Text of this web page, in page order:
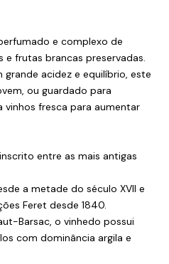
e complexo de
e frutas brancas preservadas.
acidez e equilíbrio, este
ou guardado para
vinhos fresca para aumentar
entre as mais antigas
a metade do século XVII e
Feret desde 1840.
Barsac, o vinhedo possui
com dominância argila e